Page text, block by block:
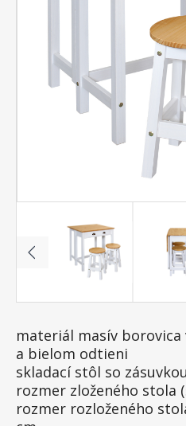
materiál masív borovica
a bielom odtieni
skladací stôl so
rozmer zloženého stola
rozmer rozloženého